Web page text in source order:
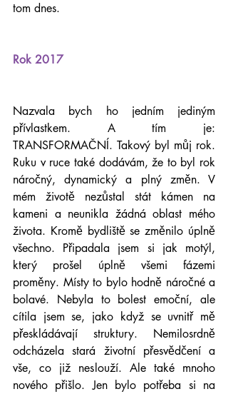
tom dnes.
Rok 2017
Nazvala bych ho jedním jediným
přívlastkem. A tím je:
TRANSFORMAČNÍ. Takový byl můj rok.
Ruku v ruce také dodávám, že to byl rok
náročný, dynamický a plný změn. V
mém životě nezůstal stát kámen na
kameni a neunikla žádná oblast mého
života. Kromě bydliště se změnilo úplně
všechno. Připadala jsem si jak motýl,
který prošel úplně všemi fázemi
proměny. Místy to bylo hodně náročné a
bolavé. Nebyla to bolest emoční, ale
cítila jsem se, jako když se uvnitř mě
přeskládávají struktury. Nemilosrdně
odcházela stará životní přesvědčení a
vše, co již neslouží. Ale také mnoho
nového přišlo. Jen bylo potřeba si na